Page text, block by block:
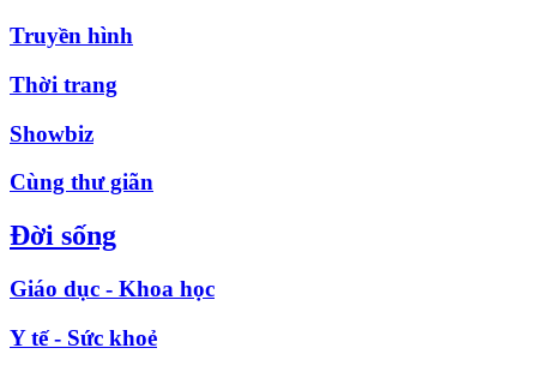
Truyền hình
Thời trang
Showbiz
Cùng thư giãn
Đời sống
Giáo dục - Khoa học
Y tế - Sức khoẻ